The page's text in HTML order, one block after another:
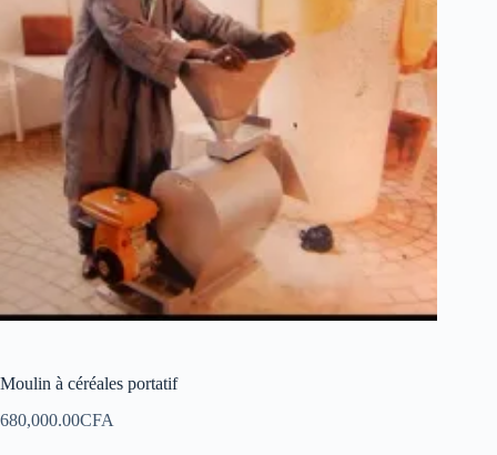
Moulin à céréales portatif
680,000.00CFA